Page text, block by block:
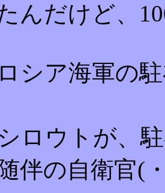
んだけど、
シア海軍の
ロウトが、
伴の自衛官(